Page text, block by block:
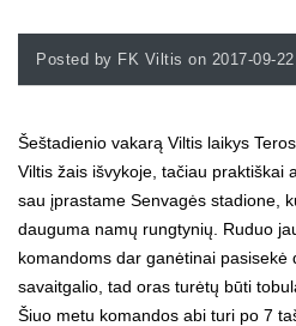
Posted by FK Viltis on 2017-09-22
Šeštadienio vakarą Viltis laikys
Viltis žais išvykoje, tačiau praktiškai
sau įprastame Senvagės stadione,
dauguma namų rungtynių. Ruduo
komandoms dar ganėtinai pasisekė
savaitgalio, tad oras turėtų būti
Šiuo metu komandos abi turi po 7